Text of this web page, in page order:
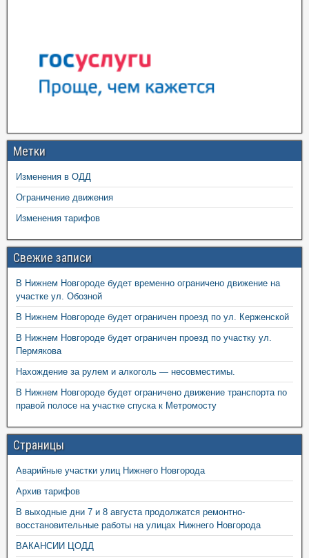
Метки
Изменения в ОДД
Ограничение движения
Изменения тарифов
Свежие записи
В Нижнем Новгороде будет временно ограничено движение на
участке ул. Обозной
В Нижнем Новгороде будет ограничен проезд по ул. Керженской
В Нижнем Новгороде будет ограничен проезд по участку ул.
Пермякова
Нахождение за рулем и алкоголь — несовместимы.
В Нижнем Новгороде будет ограничено движение транспорта по
правой полосе на участке спуска к Метромосту
Страницы
Аварийные участки улиц Нижнего Новгорода
Архив тарифов
В выходные дни 7 и 8 августа продолжатся ремонтно-
восстановительные работы на улицах Нижнего Новгорода
ВАКАНСИИ ЦОДД